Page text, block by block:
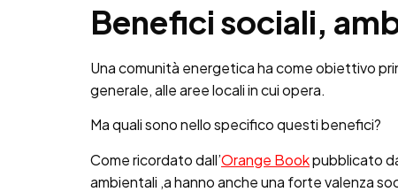
Benefici sociali,
Una comunità energetica ha come obiettivo
generale, alle aree locali in cui opera.
Ma quali sono nello specifico questi benefici?
Come ricordato dall’Orange Bookpubblicato
ambientali ,a hanno anche una forte valenza